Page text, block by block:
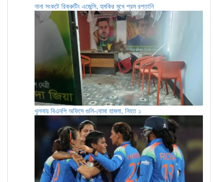
নানা সংকটে রিক্রুটিং এজেন্সি, হুমকির মুখে শ্রম রপ্তানি
খুলনায় বিএনপি অফিসে গুলি-বোমা হামলা, নিহত ১